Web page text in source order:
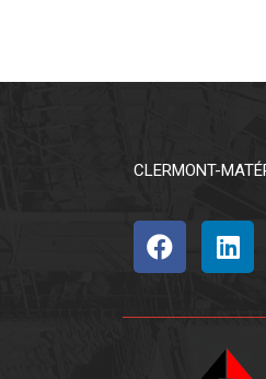
CLERMONT-